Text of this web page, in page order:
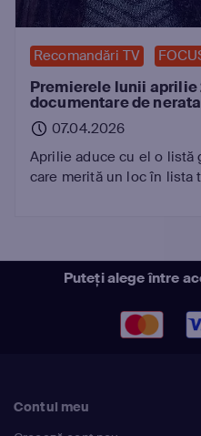
Recomandări TV
Premierele lunii
documentare de
07.04.2026
Aprilie aduce cu el o listă
care merită un loc în lista
Puteți alege între
Contul meu